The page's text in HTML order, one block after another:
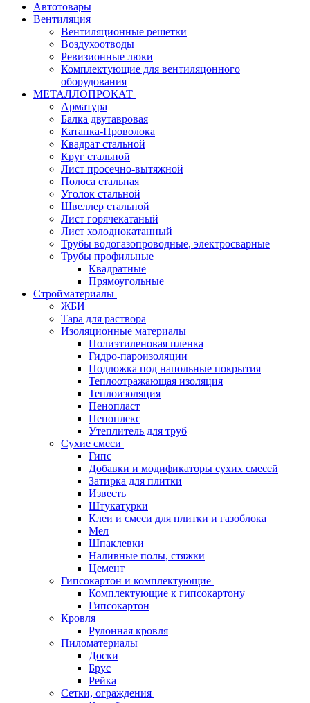
Автотовары
Вентиляция
Вентиляционные решетки
Воздухоотводы
Ревизионные люки
Комплектующие для вентиляцонного
оборудования
МЕТАЛЛОПРОКАТ
Арматура
Балка двутавровая
Катанка-Проволока
Квадрат стальной
Круг стальной
Лист просечно-вытяжной
Полоса стальная
Уголок стальной
Швеллер стальной
Лист горячекатаный
Лист холоднокатанный
Трубы водогазопроводные, электросварные
Трубы профильные
Квадратные
Прямоугольные
Стройматериалы
ЖБИ
Тара для раствора
Изоляционные материалы
Полиэтиленовая пленка
Гидро-пароизоляции
Подложка под напольные покрытия
Теплоотражающая изоляция
Теплоизоляция
Пенопласт
Пеноплекс
Утеплитель для труб
Сухие смеси
Гипс
Добавки и модификаторы сухих смесей
Затирка для плитки
Известь
Штукатурки
Клеи и смеси для плитки и газоблока
Мел
Шпаклевки
Наливные полы, стяжки
Цемент
Гипсокартон и комплектующие
Комплектующие к гипсокартону
Гипсокартон
Кровля
Рулонная кровля
Пиломатериалы
Доски
Брус
Рейка
Сетки, ограждения